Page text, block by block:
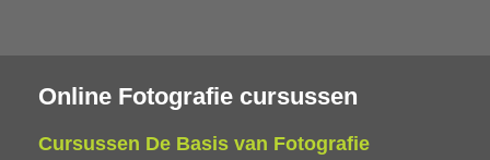
Online Fotografie cursussen
Cursussen De Basis van Fotografie